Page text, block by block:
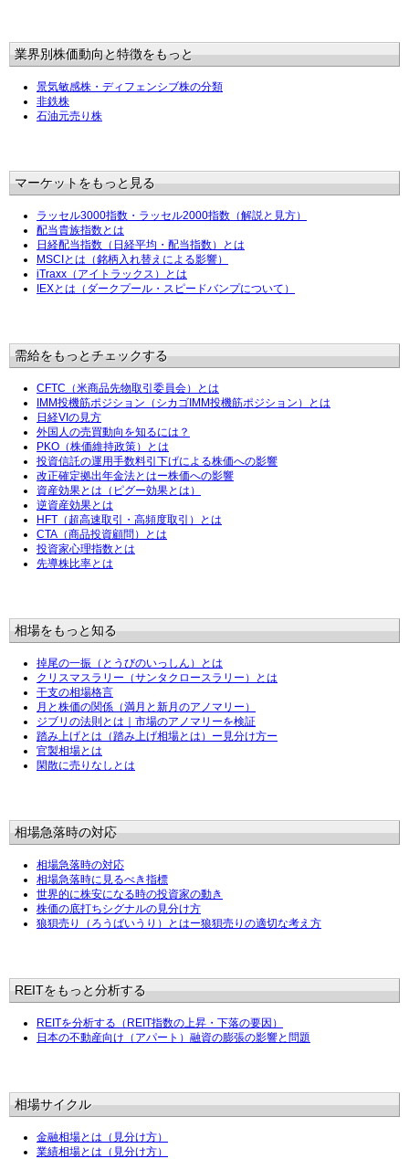
業界別株価動向と特徴をもっと
景気敏感株・ディフェンシブ株の分類
非鉄株
石油元売り株
マーケットをもっと見る
ラッセル3000指数・ラッセル2000指数（解説と見方）
配当貴族指数とは
日経配当指数（日経平均・配当指数）とは
MSCIとは（銘柄入れ替えによる影響）
iTraxx（アイトラックス）とは
IEXとは（ダークプール・スピードバンプについて）
需給をもっとチェックする
CFTC（米商品先物取引委員会）とは
IMM投機筋ポジション（シカゴIMM投機筋ポジション）とは
日経VIの見方
外国人の売買動向を知るには？
PKO（株価維持政策）とは
投資信託の運用手数料引下げによる株価への影響
改正確定拠出年金法とはー株価への影響
資産効果とは（ピグー効果とは）
逆資産効果とは
HFT（超高速取引・高頻度取引）とは
CTA（商品投資顧問）とは
投資家心理指数とは
先導株比率とは
相場をもっと知る
掉尾の一振（とうびのいっしん）とは
クリスマスラリー（サンタクロースラリー）とは
干支の相場格言
月と株価の関係（満月と新月のアノマリー）
ジブリの法則とは｜市場のアノマリーを検証
踏み上げとは（踏み上げ相場とは）ー見分け方ー
官製相場とは
閑散に売りなしとは
相場急落時の対応
相場急落時の対応
相場急落時に見るべき指標
世界的に株安になる時の投資家の動き
株価の底打ちシグナルの見分け方
狼狽売り（ろうばいうり）とはー狼狽売りの適切な考え方
REITをもっと分析する
REITを分析する（REIT指数の上昇・下落の要因）
日本の不動産向け（アパート）融資の膨張の影響と問題
相場サイクル
金融相場とは（見分け方）
業績相場とは（見分け方）